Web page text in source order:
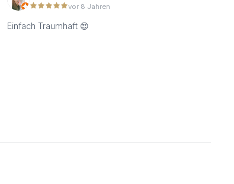
vor 8 Jahren
Einfach Traumhaft 😍